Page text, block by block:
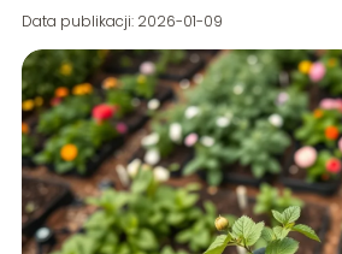
Data publikacji: 2026-01-09